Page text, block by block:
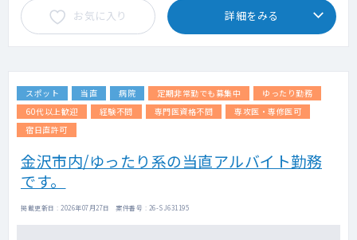
お気に入り 詳細をみる
スポット 当直 病院 定期非常勤でも募集中
ゆったり勤務
60代以上歓迎
経験不問 専門医資格不問
専攻医・専修医可
宿日直許可
金沢市内/ゆったり系の当直アルバイト勤務
です。
掲載更新日 : 2026年07月27日 案件番号 : 26-SJ631195